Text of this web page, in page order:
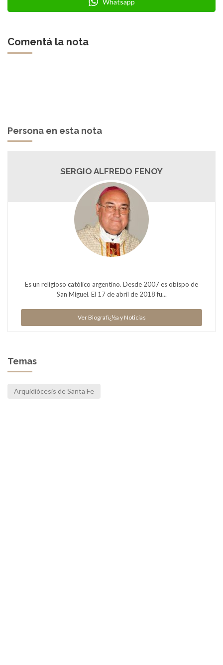
Whatsapp
Comentá la nota
Persona en esta nota
SERGIO ALFREDO FENOY
Es un religioso católico argentino. Desde 2007 es obispo de
San Miguel. El 17 de abril de 2018 fu...
Ver Biografï¿½a y Noticias
Temas
Arquidiócesis de Santa Fe